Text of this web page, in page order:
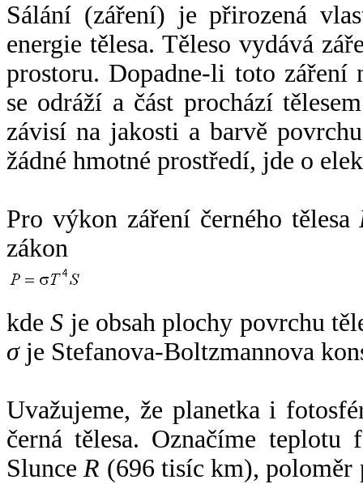
Sálání (záření) je přirozená
energie tělesa. Těleso vydává
prostoru. Dopadne-li toto záření
se odráží a část prochází
závisí na jakosti a barvě
žádné hmotné prostředí, jde o
Pro výkon záření černého tělesa
zákon
kdeS je obsah plochy povrchu
σje Stefanova-Boltzmannova
Uvažujeme, že planetka i
černá tělesa. Označíme
SlunceR (696 tisíc km),